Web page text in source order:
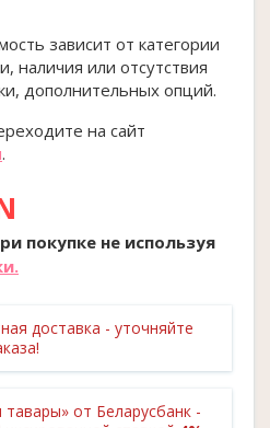
зависит от категории
наличия или отсутствия
дополнительных опций.
на сайт
.
покупке не используя
доставка - уточняйте
от Беларусбанк -